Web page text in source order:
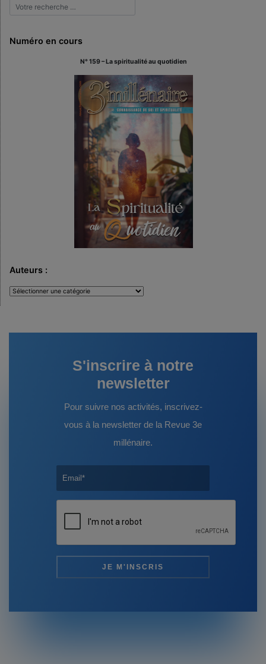
Numéro en cours
N° 159 – La spiritualité au quotidien
Auteurs :
Auteurs
S'inscrire à notre
newsletter
Pour suivre nos activités, inscrivez-
vous à la newsletter de la Revue 3e
millénaire.